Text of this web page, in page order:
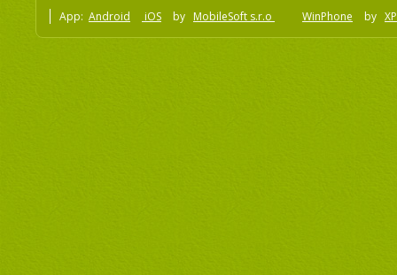
App: Android iOS by MobileSoft s.r.o WinPhone by